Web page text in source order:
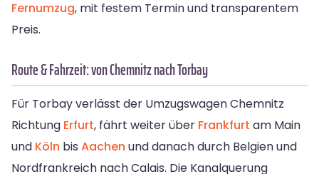
Fernumzug, mit festem Termin und transparentem
Preis.
Route & Fahrzeit: von Chemnitz nach Torbay
Für Torbay verlässt der Umzugswagen Chemnitz
Richtung Erfurt, fährt weiter über Frankfurt am Main
und Köln bis Aachen und danach durch Belgien und
Nordfrankreich nach Calais. Die Kanalquerung